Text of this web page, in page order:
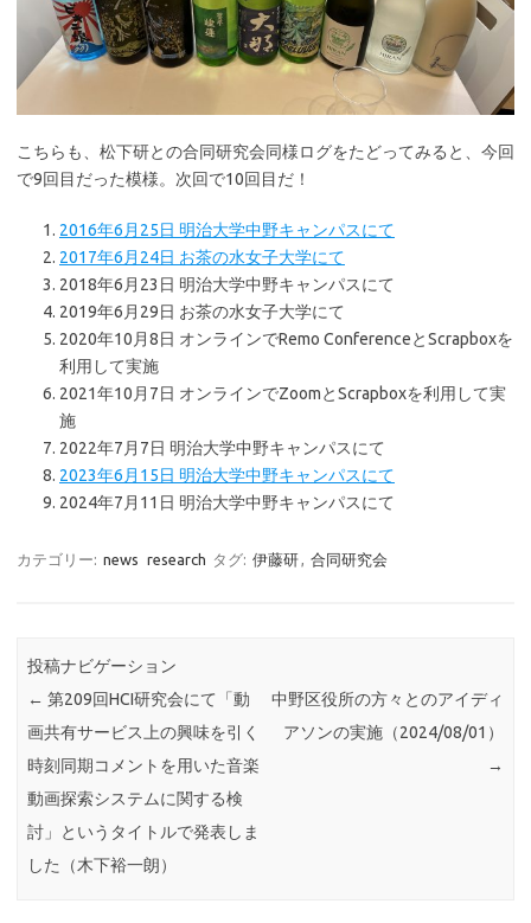
こちらも、松下研との合同研究会同様ログをたどってみると、今回
で9回目だった模様。次回で10回目だ！
2016年6月25日 明治大学中野キャンパスにて
2017年6月24日 お茶の水女子大学にて
2018年6月23日 明治大学中野キャンパスにて
2019年6月29日 お茶の水女子大学にて
2020年10月8日 オンラインでRemo ConferenceとScrapboxを
利用して実施
2021年10月7日 オンラインでZoomとScrapboxを利用して実
施
2022年7月7日 明治大学中野キャンパスにて
2023年6月15日 明治大学中野キャンパスにて
2024年7月11日 明治大学中野キャンパスにて
カテゴリー: news research タグ: 伊藤研, 合同研究会
投稿ナビゲーション
← 第209回HCI研究会にて「動
画共有サービス上の興味を引く
時刻同期コメントを用いた音楽
動画探索システムに関する検
討」というタイトルで発表しま
した（木下裕一朗）
中野区役所の方々とのアイディ
アソンの実施（2024/08/01）
→